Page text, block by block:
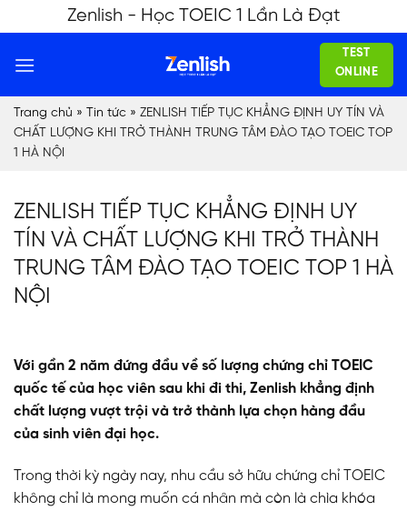
to
content
Zenlish - Học TOEIC 1 Lần Là Đạt
TEST
ONLINE
Trang chủ » Tin tức » ZENLISH TIẾP TỤC KHẲNG ĐỊNH UY TÍN VÀ
CHẤT LƯỢNG KHI TRỞ THÀNH TRUNG TÂM ĐÀO TẠO TOEIC TOP
1 HÀ NỘI
ZENLISH TIẾP TỤC KHẲNG ĐỊNH UY
TÍN VÀ CHẤT LƯỢNG KHI TRỞ THÀNH
TRUNG TÂM ĐÀO TẠO TOEIC TOP 1 HÀ
NỘI
Với gần 2 năm đứng đầu về số lượng chứng chỉ TOEIC
quốc tế của học viên sau khi đi thi, Zenlish khẳng định
chất lượng vượt trội và trở thành lựa chọn hàng đầu
của sinh viên đại học.
Trong thời kỳ ngày nay, nhu cầu sở hữu chứng chỉ TOEIC
không chỉ là mong muốn cá nhân mà còn là chìa khóa